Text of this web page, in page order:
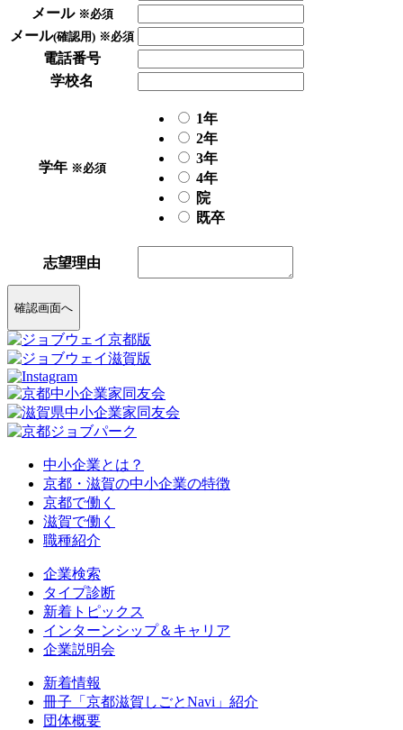
メール ※必須
メール(確認用) ※必須
電話番号
学校名
学年 ※必須
1年
2年
3年
4年
院
既卒
志望理由
確認画面へ
中小企業とは？
京都・滋賀の中小企業の特徴
京都で働く
滋賀で働く
職種紹介
企業検索
タイプ診断
新着トピックス
インターンシップ＆キャリア
企業説明会
新着情報
冊子「京都滋賀しごとNavi」紹介
団体概要